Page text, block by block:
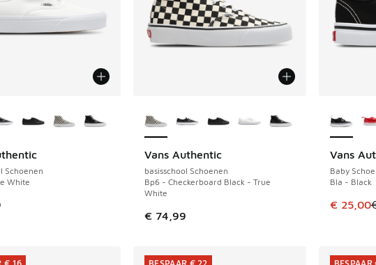
Schoenen
White
Vans Authentic
basisschool Schoenen
Bp6 - Checkerboard Black - True
White
€ 74,99
NIEUW Vans
Baby
Bla - Black
Dit
€ 25,00
BESPAAR